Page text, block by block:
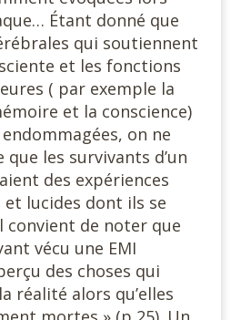
Étant donné que
qui soutiennent
et les fonctions
( par exemple la
et la conscience)
on ne
que les survivants d’un
des expériences
et lucides dont ils se
de noter que
vécu une EMI
des choses qui
réalité alors qu’elles